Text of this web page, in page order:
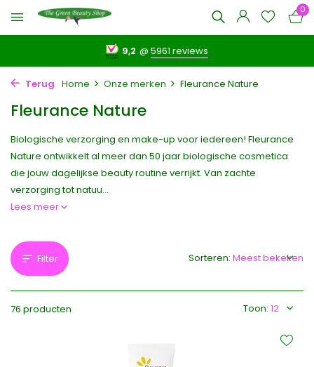
0
9,2 @5961 reviews
Terug Home Onze merken Fleurance Nature
Fleurance Nature
Biologische verzorging en make-up voor iedereen! Fleurance
Nature ontwikkelt al meer dan 50 jaar biologische cosmetica
die jouw dagelijkse beauty routine verrijkt. Van zachte
verzorging tot natuu...
Lees meer
Filter
76 producten Toon:
Sorteren: